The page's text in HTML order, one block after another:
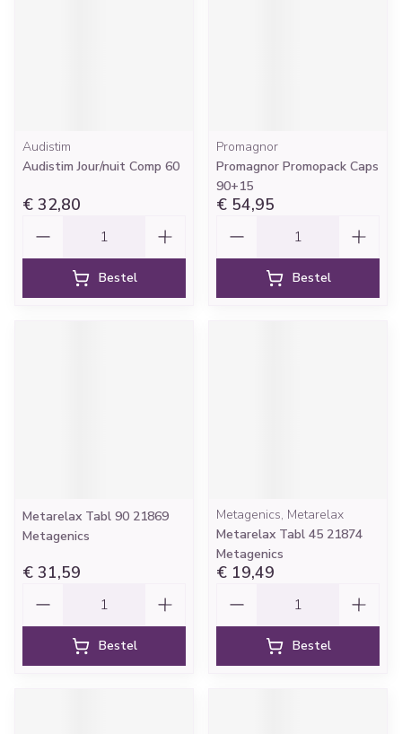
Audistim
Audistim Jour/nuit Comp 60
€ 32,80
Bestel
Promagnor
Promagnor Promopack Caps
90+15
€ 54,95
Bestel
Metarelax Tabl 90 21869
Metagenics
€ 31,59
Bestel
Metagenics, Metarelax
Metarelax Tabl 45 21874
Metagenics
€ 19,49
Bestel